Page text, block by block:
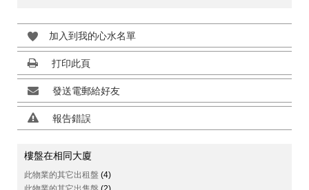
加入到我的心水名單
打印此頁
發送電郵給好友
報告錯誤
樓盤在相同大廈
此物業的其它出租盤 (4)